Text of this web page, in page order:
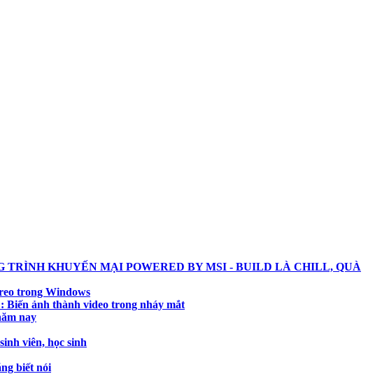
TRÌNH KHUYẾN MẠI POWERED BY MSI - BUILD LÀ CHILL, QUÀ
trong Windows
Biến ảnh thành video trong nháy mắt
nay
viên, học sinh
biết nói